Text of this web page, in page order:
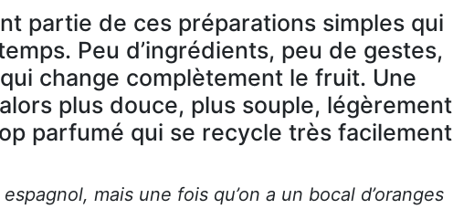
partie de ces préparations simples qui
Peu d’ingrédients, peu de gestes,
change complètement le fruit. Une
plus douce, plus souple, légèrement
parfumé qui se recycle très facilement
mais une fois qu’on a un bocal d’oranges